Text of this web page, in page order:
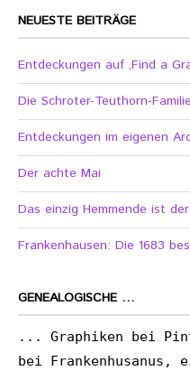
NEUESTE BEITRÄGE
Entdeckungen auf ‚Find a
Die Schroter-Teuthorn-
Entdeckungen im eigenen
Der achte Mai
Das einzig Hemmende ist
Frankenhausen: Die 1683
GENEALOGISCHE …
... Graphiken bei
bei Frankenhusanus,